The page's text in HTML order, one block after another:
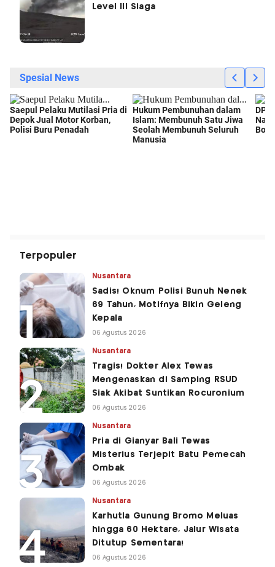
Level III Siaga
Terpopuler
Nusantara
Sadis! Oknum Polisi Bunuh Nenek
69 Tahun, Motifnya Bikin Geleng
Kepala
06 Agustus 2026
Nusantara
Tragis! Dokter Alex Tewas
Mengenaskan di Samping RSUD
Siak Akibat Suntikan Rocuronium
06 Agustus 2026
Nusantara
Pria di Gianyar Bali Tewas
Misterius Terjepit Batu Pemecah
Ombak
06 Agustus 2026
Nusantara
Karhutla Gunung Bromo Meluas
hingga 60 Hektare, Jalur Wisata
Ditutup Sementara!
06 Agustus 2026